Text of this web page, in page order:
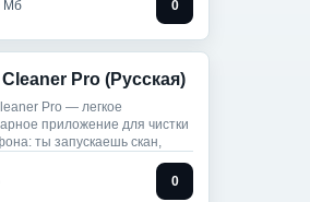
Мб 0
Pro (Русская)
Pro — легкое
приложение для чистки
ты запускаешь скан,
0